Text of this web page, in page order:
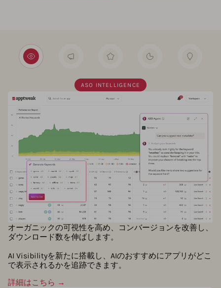
ASO INTELLIGENCE
オーガニックの可視性を高め、コンバージョンを改善し、
ダウンロード数を伸ばします。
AI Visibilityを新たに搭載し、AIのおすすめにアプリがどこ
で表示されるかを追跡できます。
詳細はこちら →